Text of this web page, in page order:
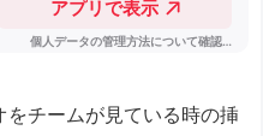
をチームが見ている時の挿